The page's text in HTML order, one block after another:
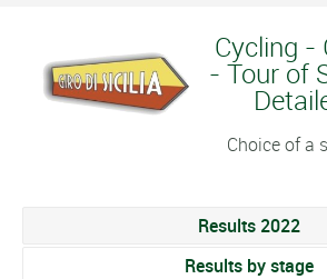
Cycling -
- Tour of
Choice of a
Results 2022
Results by stage